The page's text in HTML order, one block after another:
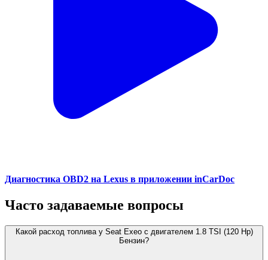
Диагностика OBD2 на Lexus в приложении inCarDoc
Часто задаваемые вопросы
Какой расход топлива у Seat Exeo с двигателем 1.8 TSI (120 Hp)
Бензин?